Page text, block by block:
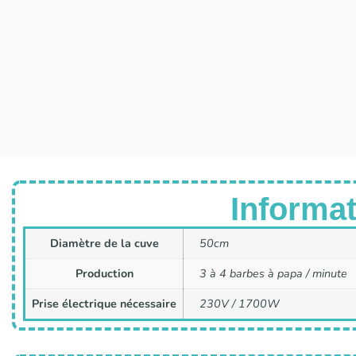
Diamètre de la cuve
50cm
Production
3 à 4 barbes à papa / minute
Prise électrique nécessaire
230V / 1700W